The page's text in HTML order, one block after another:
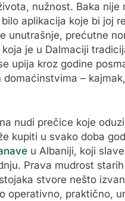
nužnost. Baka nije
aplikacija koje bi joj
unutrašnje, prećutne
je u Dalmaciji
upija kroz godine
–
nudi prečice koje
kupiti u svako doba
u Albaniji, koji
Prava mudrost
stvore nešto
operativno, praktično,